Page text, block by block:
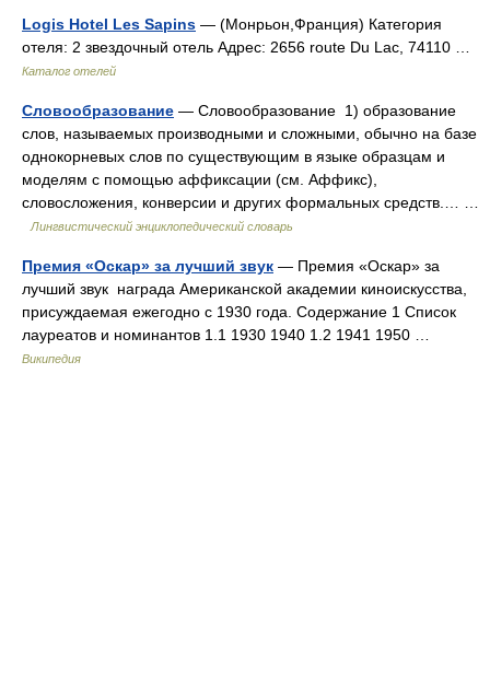
Logis Hotel Les Sapins — (Монрьон,Франция) Категория
отеля: 2 звездочный отель Адрес: 2656 route Du Lac, 74110 …
Каталог отелей
Словообразование — Словообразование 1) образование
слов, называемых производными и сложными, обычно на базе
однокорневых слов по существующим в языке образцам и
моделям с помощью аффиксации (см. Аффикс),
словосложения, конверсии и других формальных средств.… …
Лингвистический энциклопедический словарь
Премия «Оскар» за лучший звук — Премия «Оскар» за
лучший звук награда Американской академии киноискусства,
присуждаемая ежегодно с 1930 года. Содержание 1 Список
лауреатов и номинантов 1.1 1930 1940 1.2 1941 1950 …
Википедия